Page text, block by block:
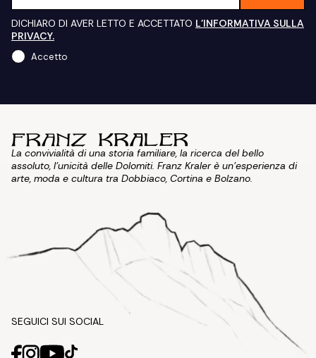
DICHIARO DI AVER LETTO E ACCETTATO L'INFORMATIVA SULLA
PRIVACY.
Accetto
La convivialità di una storia familiare, la ricerca del bello
assoluto, l'unicità delle Dolomiti. Franz Kraler è un'esperienza di
arte, moda e cultura tra Dobbiaco, Cortina e Bolzano.
SEGUICI SUI SOCIAL